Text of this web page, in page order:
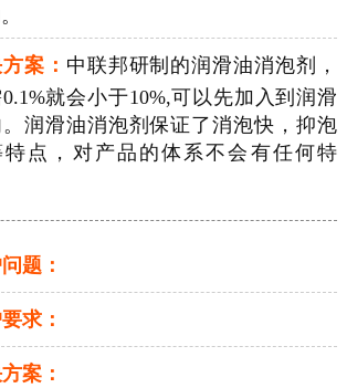
案： 中联邦研制的润滑油消泡剂，
0.1%就会小于10%,可以先加入到润滑
润滑油消泡剂保证了消泡快，抑泡
特点，对产品的体系不会有任何特
题：
求：
案：